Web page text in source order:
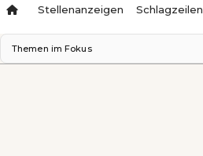
Stellenanzeigen Schlagzeilen
Themen im Fokus